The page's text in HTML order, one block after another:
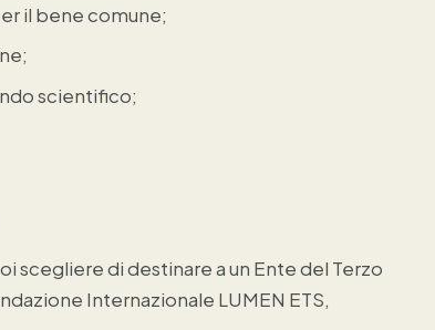
il bene comune;
scientifico;
scegliere di destinare a un Ente del Terzo
Internazionale LUMEN ETS,